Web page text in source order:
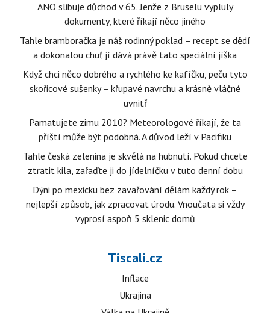
ANO slibuje důchod v 65. Jenže z Bruselu vypluly
dokumenty, které říkají něco jiného
Tahle bramboračka je náš rodinný poklad – recept se dědí
a dokonalou chuť jí dává právě tato speciální jíška
Když chci něco dobrého a rychlého ke kafíčku, peču tyto
skořicové sušenky – křupavé navrchu a krásně vláčné
uvnitř
Pamatujete zimu 2010? Meteorologové říkají, že ta
příští může být podobná. A důvod leží v Pacifiku
Tahle česká zelenina je skvělá na hubnutí. Pokud chcete
ztratit kila, zařaďte ji do jídelníčku v tuto denní dobu
Dýni po mexicku bez zavařování dělám každý rok –
nejlepší způsob, jak zpracovat úrodu. Vnoučata si vždy
vyprosí aspoň 5 sklenic domů
Tiscali.cz
Inflace
Ukrajina